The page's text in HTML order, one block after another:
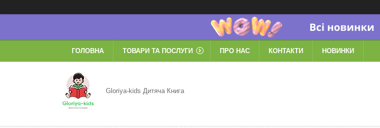
ГОЛОВНА ТОВАРИ ТА ПОСЛУГИ ПРО НАС КОНТАКТИ НОВИНКИ
Gloriya-kids Дитяча Книга